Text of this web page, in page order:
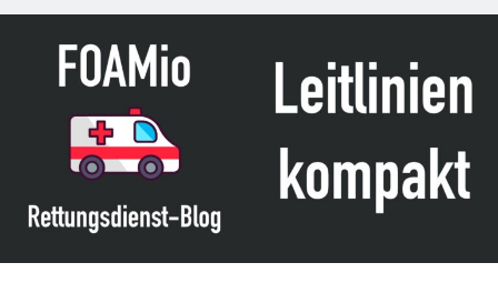
of
traumatic
spinal
cord
in
patients